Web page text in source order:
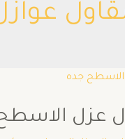
عزل الاسطح